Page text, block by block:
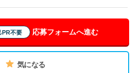
PR不要 応募フォームへ進む
気になる